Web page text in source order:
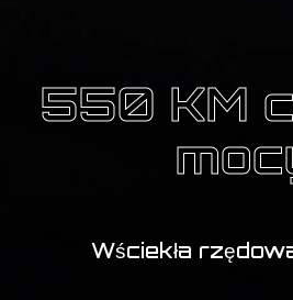
550 KM
Wściekła